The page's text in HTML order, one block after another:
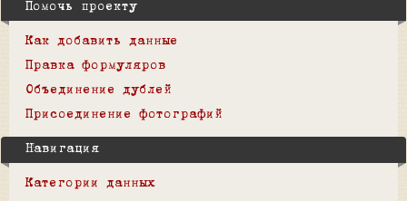
Помочь проекту
Как добавить данные
Правка формуляров
Объединение дублей
Присоединение фотографий
Навигация
Категории данных